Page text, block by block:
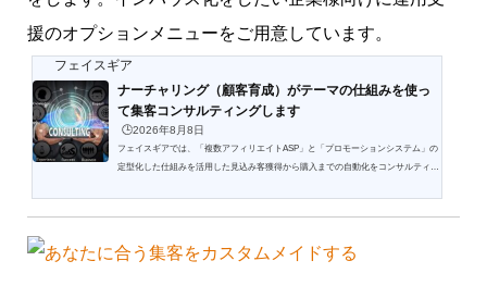
援のオプションメニューをご用意しています。
フェイスギア
ナーチャリング（顧客育成）がテーマの仕組みを使っ
て集客コンサルティングします
🕒️2026年8月8日
フェイスギアでは、「複数アフィリエイトASP」と「プロモーションシステム」の
定型化した仕組みを活用した見込み客獲得から購入までの自動化をコンサルティン
（顧客育成）をテーマに定型化した集客方法をベースにあなたに...